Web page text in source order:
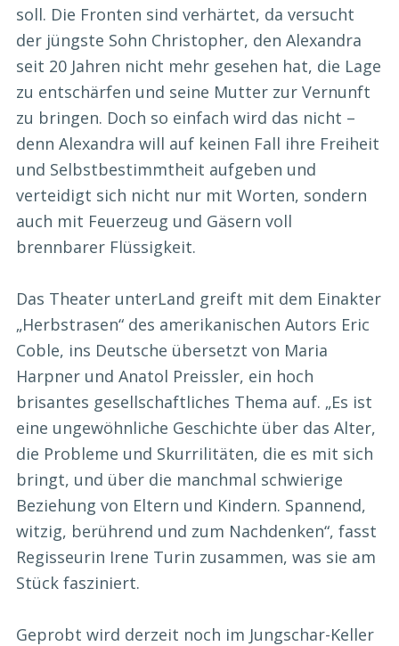
soll. Die Fronten sind verhärtet, da versucht
der jüngste Sohn Christopher, den Alexandra
seit 20 Jahren nicht mehr gesehen hat, die Lage
zu entschärfen und seine Mutter zur Vernunft
zu bringen. Doch so einfach wird das nicht –
denn Alexandra will auf keinen Fall ihre Freiheit
und Selbstbestimmtheit aufgeben und
verteidigt sich nicht nur mit Worten, sondern
auch mit Feuerzeug und Gäsern voll
brennbarer Flüssigkeit.
Das Theater unterLand greift mit dem Einakter
„Herbstrasen“ des amerikanischen Autors Eric
Coble, ins Deutsche übersetzt von Maria
Harpner und Anatol Preissler, ein hoch
brisantes gesellschaftliches Thema auf. „Es ist
eine ungewöhnliche Geschichte über das Alter,
die Probleme und Skurrilitäten, die es mit sich
bringt, und über die manchmal schwierige
Beziehung von Eltern und Kindern. Spannend,
witzig, berührend und zum Nachdenken“, fasst
Regisseurin Irene Turin zusammen, was sie am
Stück fasziniert.
Geprobt wird derzeit noch im Jungschar-Keller